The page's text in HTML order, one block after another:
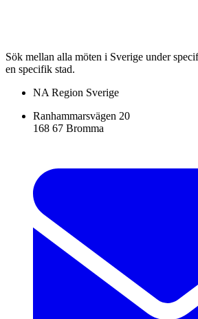
Sök mellan alla möten i Sverige under
en specifik stad.
NA Region Sverige
Ranhammarsvägen 20
168 67 Bromma